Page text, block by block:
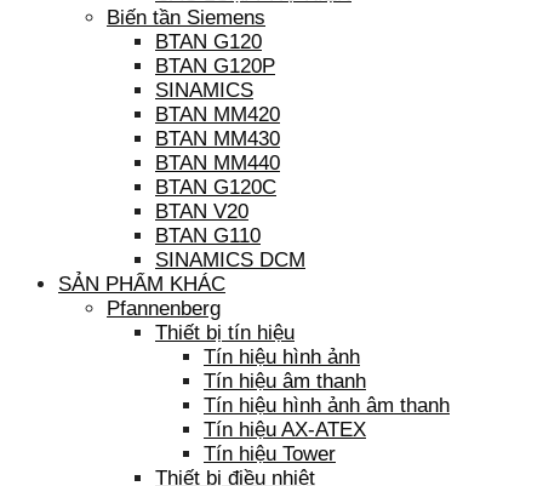
Biến tần Siemens
BTAN G120
BTAN G120P
SINAMICS
BTAN MM420
BTAN MM430
BTAN MM440
BTAN G120C
BTAN V20
BTAN G110
SINAMICS DCM
SẢN PHẨM KHÁC
Pfannenberg
Thiết bị tín hiệu
Tín hiệu hình ảnh
Tín hiệu âm thanh
Tín hiệu hình ảnh âm thanh
Tín hiệu AX-ATEX
Tín hiệu Tower
Thiết bị điều nhiệt